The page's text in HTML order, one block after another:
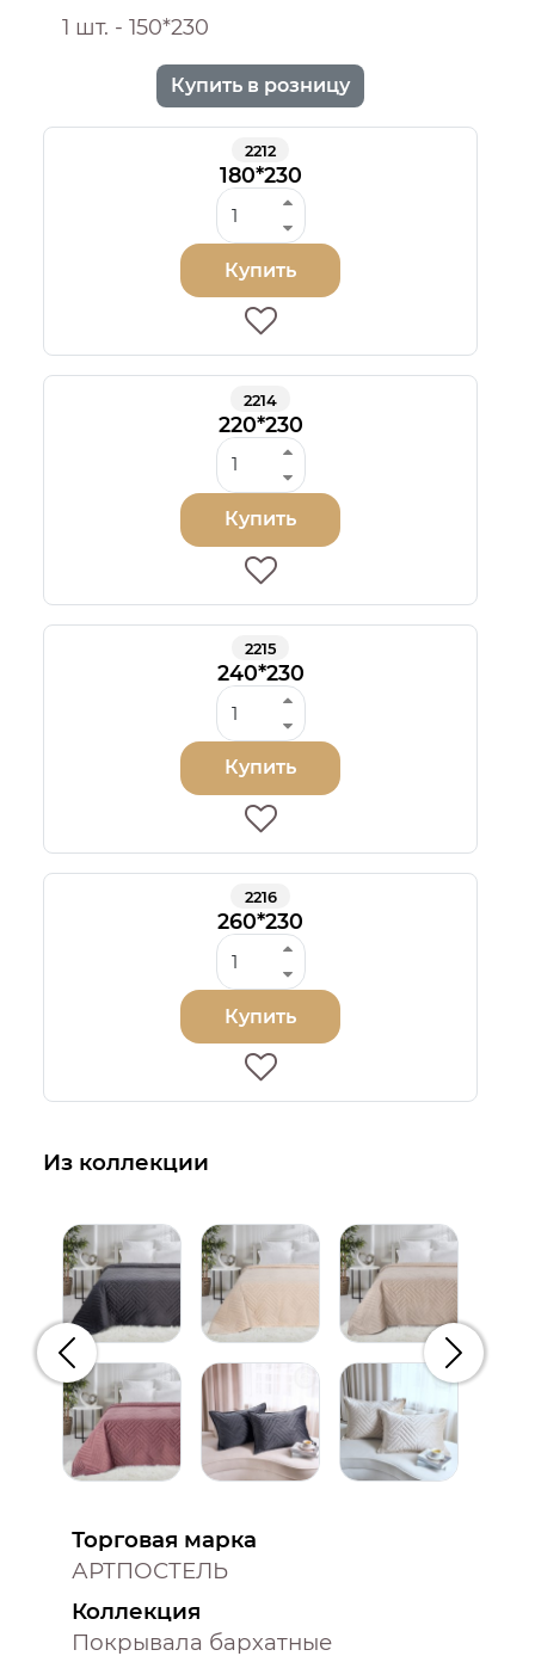
1 шт. - 150*230
Купить в розницу
2212
180*230
Купить
2214
220*230
Купить
2215
240*230
Купить
2216
260*230
Купить
Из коллекции
Предыдущий
Торговая марка
АРТПОСТЕЛЬ
Коллекция
Покрывала бархатные